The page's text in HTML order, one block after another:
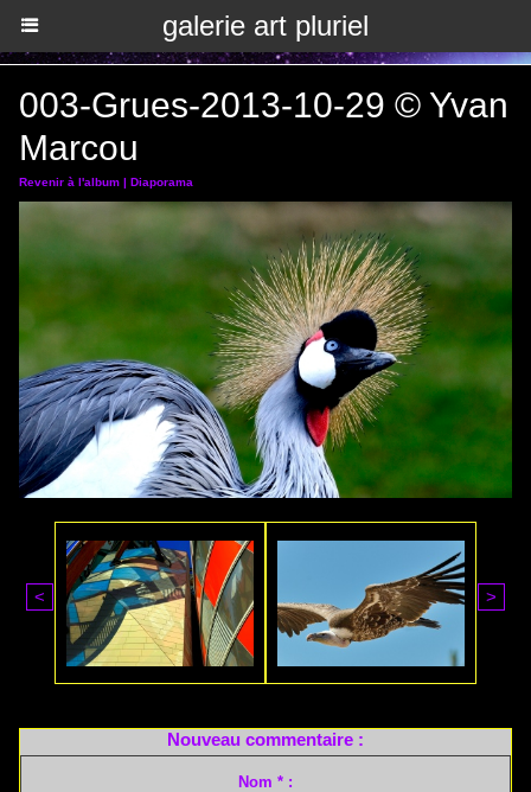
galerie art pluriel
003-Grues-2013-10-29 © Yvan
Marcou
Revenir à l'album | Diaporama
< >
Nouveau commentaire :
Nom * :